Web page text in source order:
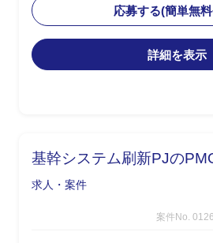
・SAP Public
を推進
・先方内のPJ推
た支援を想定
応募する(簡単無
詳細を表示
基幹システム刷新PJの
求人・案件
案件No.